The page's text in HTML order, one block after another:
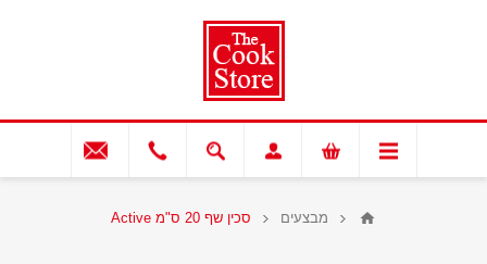
מבצעים סכין שף 20 ס"מ Active